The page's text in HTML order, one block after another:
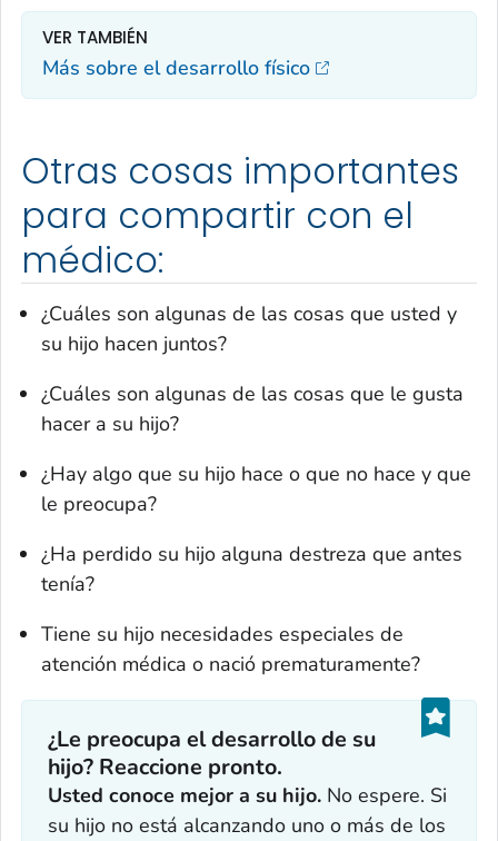
VER TAMBIÉN
Más sobre el desarrollo físico
Otras cosas importantes
para compartir con el
médico:
¿Cuáles son algunas de las cosas que usted y
su hijo hacen juntos?
¿Cuáles son algunas de las cosas que le gusta
hacer a su hijo?
¿Hay algo que su hijo hace o que no hace y que
le preocupa?
¿Ha perdido su hijo alguna destreza que antes
tenía?
Tiene su hijo necesidades especiales de
atención médica o nació prematuramente?
¿Le preocupa el desarrollo de su
hijo? Reaccione pronto.
Usted conoce mejor a su hijo. No espere. Si
su hijo no está alcanzando uno o más de los